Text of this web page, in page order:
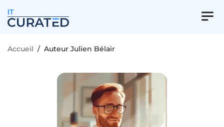
IT
Accueil / Auteur Julien Bélair